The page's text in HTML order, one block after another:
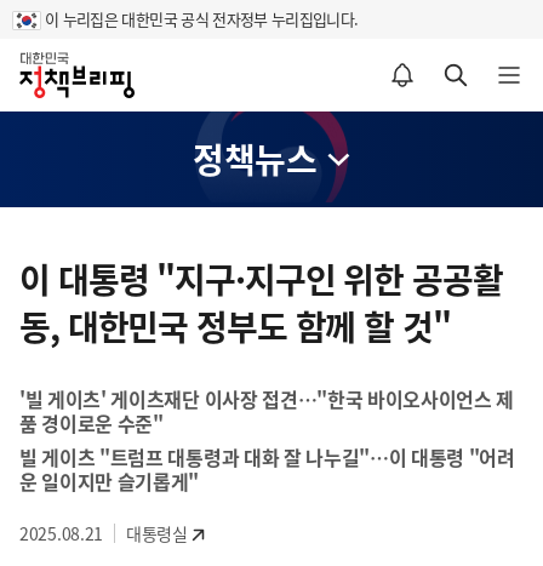
이 누리집은 대한민국 공식 전자정부 누리집입니다.
홈
알림설정 바로가기 검색 바로가기 메뉴 열기
정책뉴스
텐
츠
영
이 대통령 "지구·지구인 위한 공공활
동, 대한민국 정부도 함께 할 것"
'빌 게이츠' 게이츠재단 이사장 접견…"한국 바이오사이언스 제
품 경이로운 수준"
빌 게이츠 "트럼프 대통령과 대화 잘 나누길"…이 대통령 "어려
운 일이지만 슬기롭게"
2025.08.21 대통령실